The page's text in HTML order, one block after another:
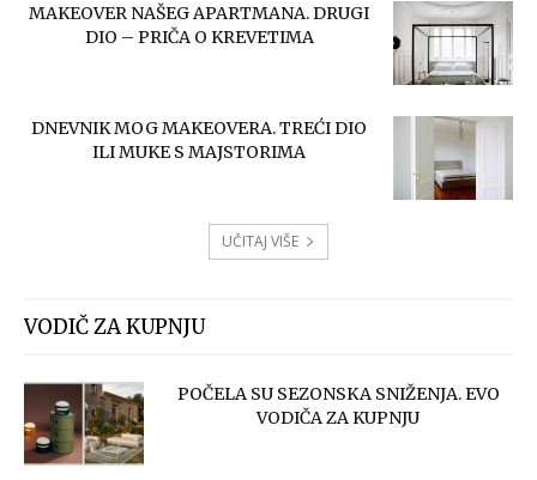
MAKEOVER NAŠEG APARTMANA. DRUGI
DIO – PRIČA O KREVETIMA
DNEVNIK MOG MAKEOVERA. TREĆI DIO
ILI MUKE S MAJSTORIMA
UČITAJ VIŠE
VODIČ ZA KUPNJU
POČELA SU SEZONSKA SNIŽENJA. EVO
VODIČA ZA KUPNJU